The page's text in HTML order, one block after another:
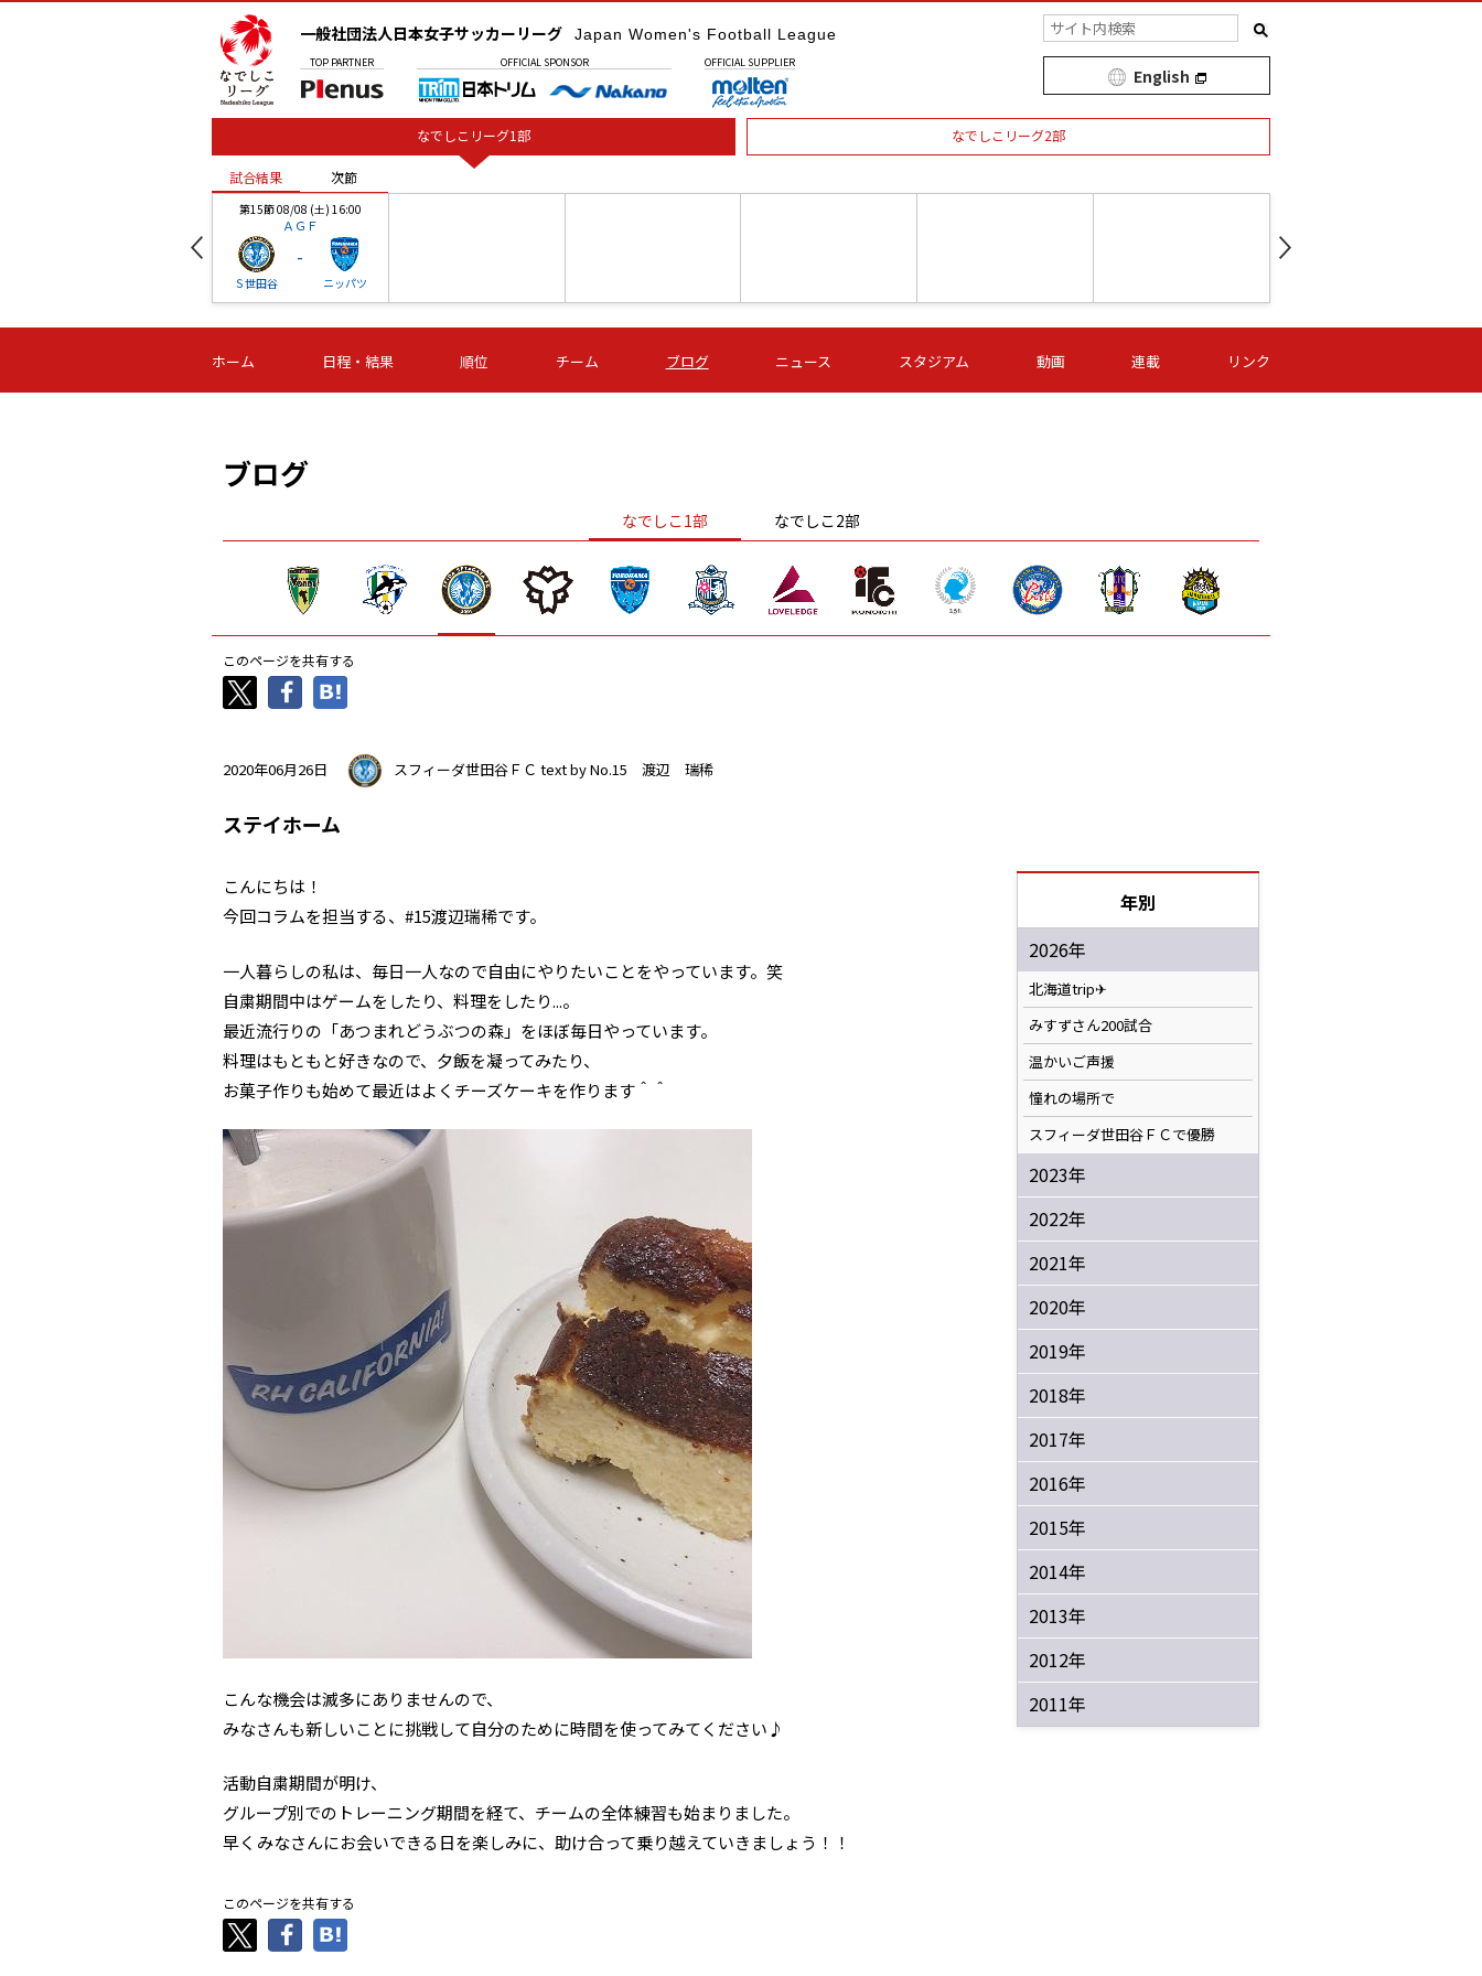
一般社団法人日本女子サッカーリーグ Japan Women's Football League
TOP PARTNER OFFICIAL SPONSOR OFFICIAL SUPPLIER
English
なでしこリーグ1部 なでしこリーグ2部
試合結果 次節
第15節 08/08 (土) 16:00
ＡＧＦ
Ｓ世田谷
-
ニッパツ
-
第16節 09/05 (土) 15:00
ニッパツ
-
第16節 09/05 (土) 15:00
石人の星
-
第16節 09/05 (土) 16:00
ＡＧＦ
-
いちご
-
第16節 09/06 (日) 15:00
-
第16節 09/06 (日) 15:00
- -
試合結果 次節
ホーム 日程・結果 順位 チーム ブログ ニュース スタジアム 動画 連載 リンク
ブログ
なでしこ1部 なでしこ2部
このページを共有する
2020年06月26日 スフィーダ世田谷ＦＣ text by No.15 渡辺 瑞稀
ステイホーム
こんにちは！
今回コラムを担当する、#15渡辺瑞稀です。
一人暮らしの私は、毎日一人なので自由にやりたいことをやっています。笑
自粛期間中はゲームをしたり、料理をしたり...。
最近流行りの「あつまれどうぶつの森」をほぼ毎日やっています。
料理はもともと好きなので、夕飯を凝ってみたり、
お菓子作りも始めて最近はよくチーズケーキを作ります＾＾
こんな機会は滅多にありませんので、
みなさんも新しいことに挑戦して自分のために時間を使ってみてください♪
活動自粛期間が明け、
グループ別でのトレーニング期間を経て、チームの全体練習も始まりました。
早くみなさんにお会いできる日を楽しみに、助け合って乗り越えていきましょう！！
このページを共有する
年別
2026年
北海道trip✈
みすずさん200試合
温かいご声援
憧れの場所で
スフィーダ世田谷ＦＣで優勝
2023年
2022年
2021年
2020年
2019年
2018年
2017年
2016年
2015年
2014年
2013年
2012年
2011年